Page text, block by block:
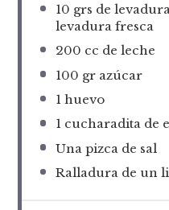
10 grs de
levadura fresca
200 cc de leche
100 gr azúcar
1huevo
1cucharadita de
Una pizca de sal
Ralladura de un